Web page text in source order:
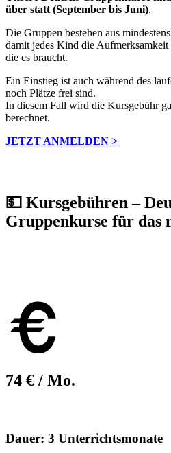
über statt (September bis Juni).
Die Gruppen bestehen aus
damit jedes Kind die Aufmerksamkeit
die es braucht.
Ein Einstieg ist auch während des
noch Plätze frei sind.
In diesem Fall wird die Kursgebühr
berechnet.
JETZT ANMELDEN >
💵 Kursgebühren –
Gruppenkurse für das
74 € / Mo.
Dauer: 3 Unterrichtsmonate